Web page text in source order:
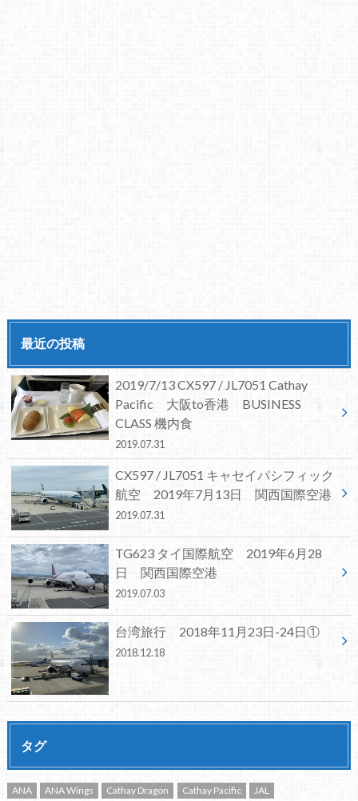
最近の投稿
2019/7/13 CX597 / JL7051 Cathay
Pacific 大阪to香港 BUSINESS
CLASS 機内食
2019.07.31
CX597 / JL7051 キャセイパシフィック
航空 2019年7月13日 関西国際空港
2019.07.31
TG623 タイ国際航空 2019年6月28
日 関西国際空港
2019.07.03
台湾旅行 2018年11月23日-24日①
2018.12.18
タグ
ANA ANA Wings Cathay Dragon Cathay Pacific JAL